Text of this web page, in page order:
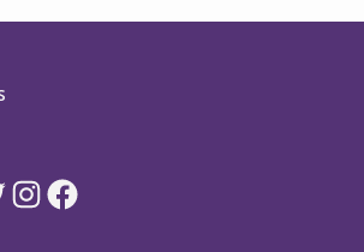
Instagram
Facebook